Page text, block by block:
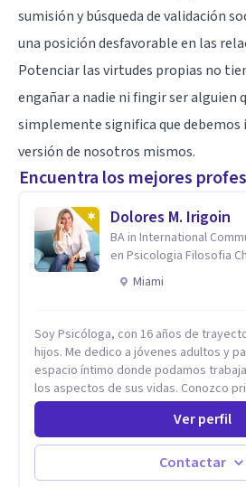
sumisión y búsqueda de validación
una posición desfavorable en las
Potenciar las virtudes propias no
engañar a nadie ni fingir ser alguien
simplemente significa que
versión de nosotros mismos.
Encuentra los mejores
Dolores M. Irigoin
BA in International
en Psicologia
Miami
Soy Psicóloga, con 16 años de
hijos. Me dedico a jóvenes adultos y parejas , brindándoles un
espacio íntimo donde podamos
los aspectos de sus vidas. Conozco primero a los padres, en
el caso de niños u adolescentes, para luego seguir la terapia
con sus hijos, apuntalándolos en su
universitario y profesional, siempre
paralelamente a los padres y
seguridad. Hago terapia de pareja y adultos con método
Ver perfil
Contactar